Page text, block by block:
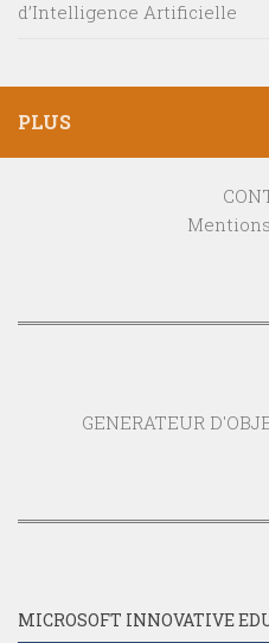
d’Intelligence Artificielle
PLUS
GENERATEUR
MICROSOFT INNOVATIVE